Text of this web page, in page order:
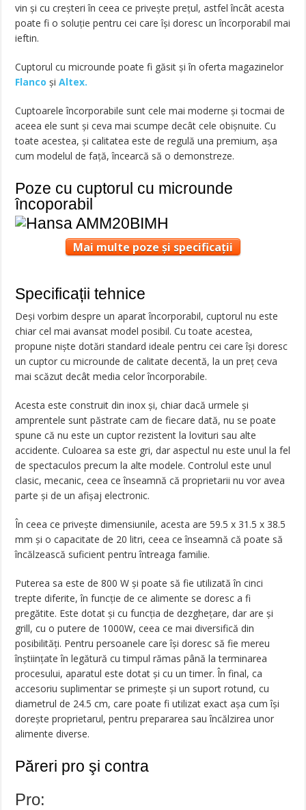
vin şi cu creşteri în ceea ce priveşte preţul, astfel încât acesta
poate fi o soluţie pentru cei care îşi doresc un încorporabil mai
ieftin.
Cuptorul cu microunde poate fi găsit și în oferta magazinelor
Flanco șiAltex.
Cuptoarele încorporabile sunt cele mai moderne şi tocmai de
aceea ele sunt şi ceva mai scumpe decât cele obişnuite. Cu
toate acestea, şi calitatea este de regulă una premium, aşa
cum modelul de faţă, încearcă să o demonstreze.
Poze cu cuptorul cu microunde
încoporabil
Mai multe poze și specificații
Specificații tehnice
Deşi vorbim despre un aparat încorporabil, cuptorul nu este
chiar cel mai avansat model posibil. Cu toate acestea,
propune nişte dotări standard ideale pentru cei care îşi doresc
un cuptor cu microunde de calitate decentă, la un preţ ceva
mai scăzut decât media celor încorporabile.
Acesta este construit din inox şi, chiar dacă urmele şi
amprentele sunt păstrate cam de fiecare dată, nu se poate
spune că nu este un cuptor rezistent la lovituri sau alte
accidente. Culoarea sa este gri, dar aspectul nu este unul la fel
de spectaculos precum la alte modele. Controlul este unul
clasic, mecanic, ceea ce înseamnă că proprietarii nu vor avea
parte şi de un afişaj electronic.
În ceea ce priveşte dimensiunile, acesta are 59.5 x 31.5 x 38.5
mm şi o capacitate de 20 litri, ceea ce înseamnă că poate să
încălzească suficient pentru întreaga familie.
Puterea sa este de 800 W şi poate să fie utilizată în cinci
trepte diferite, în funcţie de ce alimente se doresc a fi
pregătite. Este dotat şi cu funcţia de dezgheţare, dar are şi
grill, cu o putere de 1000W, ceea ce mai diversifică din
posibilităţi. Pentru persoanele care îşi doresc să fie mereu
înştiinţate în legătură cu timpul rămas până la terminarea
procesului, aparatul este dotat şi cu un timer. În final, ca
accesoriu suplimentar se primeşte şi un suport rotund, cu
diametrul de 24.5 cm, care poate fi utilizat exact aşa cum îşi
doreşte proprietarul, pentru prepararea sau încălzirea unor
alimente diverse.
Păreri pro şi contra
Pro: